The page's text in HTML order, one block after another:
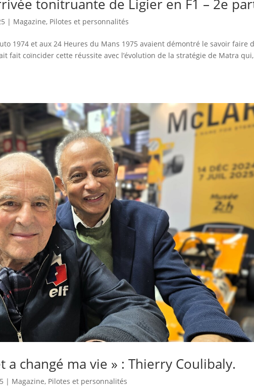
tonitruante de Ligier en F1 – 2e
| Magazine, Pilotes et personnalités
1974 et aux 24 Heures du Mans 1975 avaient démontré le savoir faire
fait coïncider cette réussite avec l’évolution de la stratégie de Matra qui,
a changé ma vie » : Thierry Coulibaly.
| Magazine, Pilotes et personnalités